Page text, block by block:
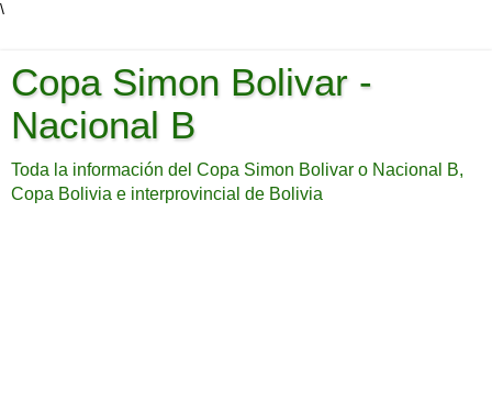
\
Copa Simon Bolivar -
Nacional B
Toda la información del Copa Simon Bolivar o Nacional B,
Copa Bolivia e interprovincial de Bolivia